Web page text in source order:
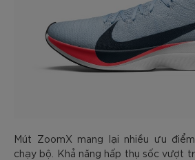
Mút ZoomX mang lại nhiều ưu
chạy bộ. Khả năng hấp thụ sốc vượt